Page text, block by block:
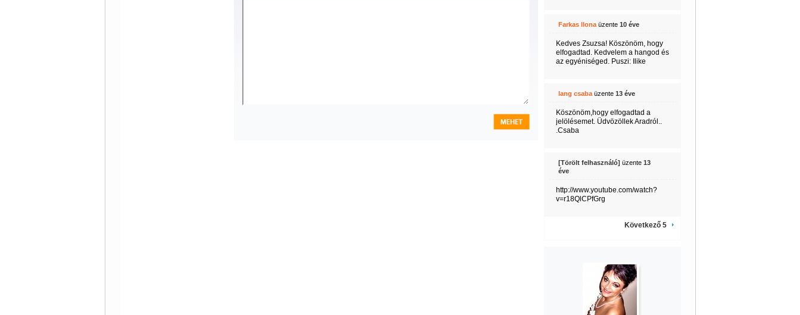
Farkas Ilonaüzente 10 éve
Kedves Zsuzsa! Köszönöm, hogy
elfogadtad. Kedvelem a hangod és
az egyéniséged. Puszi: Ilike
lang csabaüzente 13 éve
Köszönöm,hogy elfogadtad a
jelölésemet. Üdvözöllek Aradról..
.Csaba
[Törölt felhasználó] üzente 13
éve
http://www.youtube.com/watch?
v=r18QlCPfGrg
Következő 5